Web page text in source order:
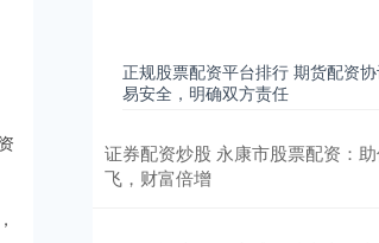
正规股票配资平台排行 期货配资
易安全，明确双方责任
证券配资炒股 永康市股票配资：
飞，财富倍增